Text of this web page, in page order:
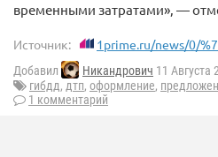
временными затратами», —
Источник: 1prime.ru/news/0/
Добавил Никандрович 11 Августа
гибдд, дтп, оформление,
1 комментарий